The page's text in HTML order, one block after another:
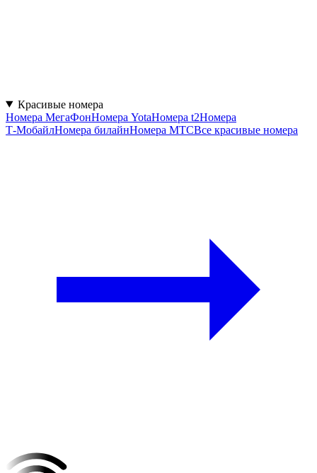
Красивые номера
Номера МегаФонНомера YotaНомера t2Номера
Т‑МобайлНомера билайнНомера МТСВсе красивые номера